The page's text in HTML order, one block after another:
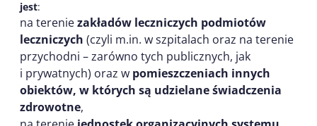
jest:
na tereniezakładów leczniczych podmiotów
leczniczych (czyli m.in. w szpitalach oraz na terenie
przychodni – zarówno tych publicznych, jak
i prywatnych) oraz w pomieszczeniach innych
obiektów, w których są udzielane świadczenia
zdrowotne,